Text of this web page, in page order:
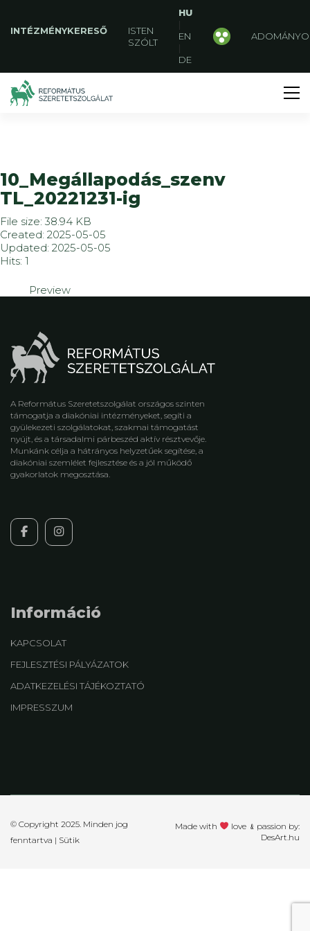
INTÉZMÉNYKERESŐ
ISTEN
SZÓLT
HU
|
EN
|
DE
10_Megállapodás_szenv
TL_20221231-ig
File size: 38.94 KB
Created: 2025-05-05
Updated: 2025-05-05
Hits: 1
Preview
A Református Szeretetszolgálat országos szinten
támogatja a diakóniai intézményeket, segíti a
gyülekezeti szolgálatokat, szakmai támogatást
nyújt, és a társadalmi párbeszéd aktív résztvevője.
Munkánk célja a hátrányos helyzetűek segítése, a
diakóniai szemlélet fejlesztése és a jól működő
gyakorlatok megosztása.
Információ
KAPCSOLAT
FEJLESZTÉSI PÁLYÁZATOK
ADATKEZELÉSI TÁJÉKOZTATÓ
IMPRESSZUM
Made with
love ﹠passion by:
DesArt.hu
© Copyright 2025. Minden jog
fenntartva | Sütik